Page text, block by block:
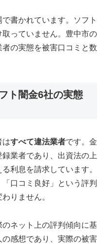
書かれています。ソフト
っていません。豊中市の
の実態を被害口コミと数
ト闇金6社の実態
はすべて違法業者です。金
業者であり、出資法の上
利息を請求しています。
口コミ良好」という評判
りません。
ネット上の評判傾向に基
感想であり、実際の被害